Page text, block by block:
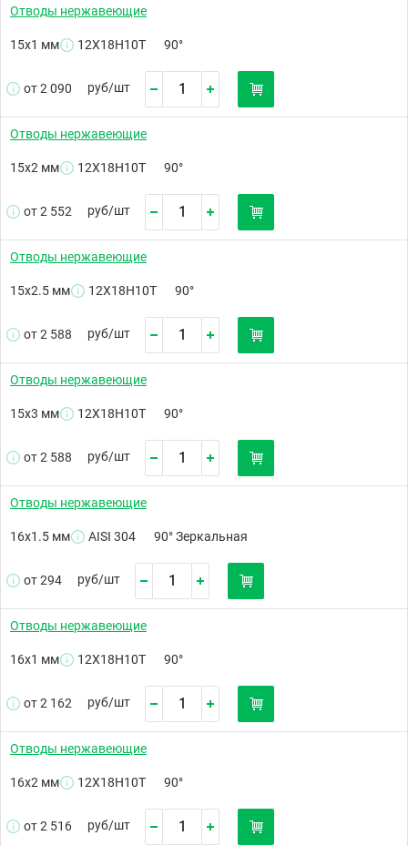
Отводы нержавеющие
15х1 мм 12Х18Н10Т 90°
от 2 090 руб/шт
Отводы нержавеющие
15х2 мм 12Х18Н10Т 90°
от 2 552 руб/шт
Отводы нержавеющие
15х2.5 мм 12Х18Н10Т 90°
от 2 588 руб/шт
Отводы нержавеющие
15х3 мм 12Х18Н10Т 90°
от 2 588 руб/шт
Отводы нержавеющие
16х1.5 мм AISI 304 90° Зеркальная
от 294 руб/шт
Отводы нержавеющие
16х1 мм 12Х18Н10Т 90°
от 2 162 руб/шт
Отводы нержавеющие
16х2 мм 12Х18Н10Т 90°
от 2 516 руб/шт